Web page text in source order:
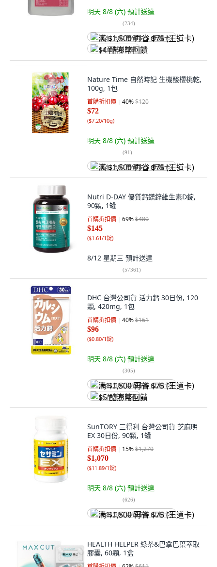
明天 8/8 (六) 預計送達
(234)
满 $1,500 再省 $75 (王道卡)
$4 酷澎幣回饋
Nature Time 自然時記 生機酸櫻桃乾,
100g, 1包
首購折扣價 40%$120
$72
($7.20/10g)
明天 8/8 (六) 預計送達
(91)
满 $1,500 再省 $75 (王道卡)
Nutri D-DAY 優質鈣鎂鋅維生素D錠,
90顆, 1罐
首購折扣價 69%$480
$145
($1.61/1錠)
8/12 星期三 預計送達
(57361)
DHC 台灣公司貨 活力鈣 30日份, 120
顆, 420mg, 1包
首購折扣價 40%$161
$96
($0.80/1錠)
明天 8/8 (六) 預計送達
(305)
满 $1,500 再省 $75 (王道卡)
$5 酷澎幣回饋
SunTORY 三得利 台灣公司貨 芝麻明
EX 30日份, 90顆, 1罐
首購折扣價 15%$1,270
$1,070
($11.89/1錠)
明天 8/8 (六) 預計送達
(626)
满 $1,500 再省 $75 (王道卡)
HEALTH HELPER 綠茶&巴拿巴葉萃取
膠囊, 60顆, 1盒